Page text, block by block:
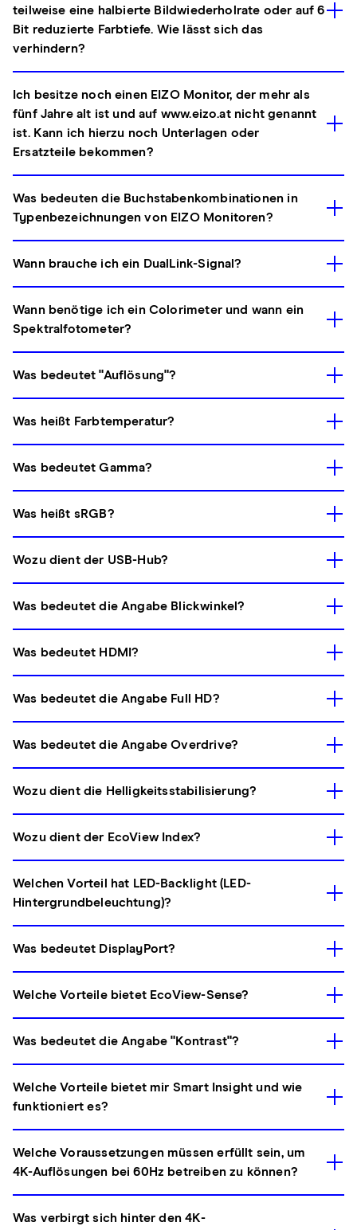
teilweise eine halbierte Bildwiederholrate oder auf 6
Bit reduzierte Farbtiefe. Wie lässt sich das
verhindern?
Ich besitze noch einen EIZO Monitor, der mehr als
fünf Jahre alt ist und auf www.eizo.at nicht genannt
ist. Kann ich hierzu noch Unterlagen oder
Ersatzteile bekommen?
Was bedeuten die Buchstabenkombinationen in
Typenbezeichnungen von EIZO Monitoren?
Wann brauche ich ein DualLink-Signal?
Wann benötige ich ein Colorimeter und wann ein
Spektralfotometer?
Was bedeutet "Auflösung"?
Was heißt Farbtemperatur?
Was bedeutet Gamma?
Was heißt sRGB?
Wozu dient der USB-Hub?
Was bedeutet die Angabe Blickwinkel?
Was bedeutet HDMI?
Was bedeutet die Angabe Full HD?
Was bedeutet die Angabe Overdrive?
Wozu dient die Helligkeitsstabilisierung?
Wozu dient der EcoView Index?
Welchen Vorteil hat LED-Backlight (LED-
Hintergrundbeleuchtung)?
Was bedeutet DisplayPort?
Welche Vorteile bietet EcoView-Sense?
Was bedeutet die Angabe "Kontrast"?
Welche Vorteile bietet mir Smart Insight und wie
funktioniert es?
Welche Voraussetzungen müssen erfüllt sein, um
4K-Auflösungen bei 60Hz betreiben zu können?
Was verbirgt sich hinter den 4K-